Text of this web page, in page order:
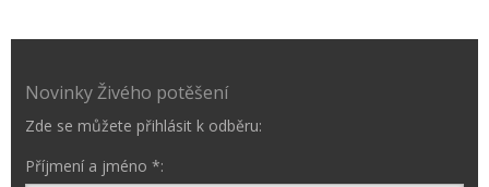
Novinky Živého potěšení
Zde se můžete přihlásit k odběru:
Příjmení a jméno *: